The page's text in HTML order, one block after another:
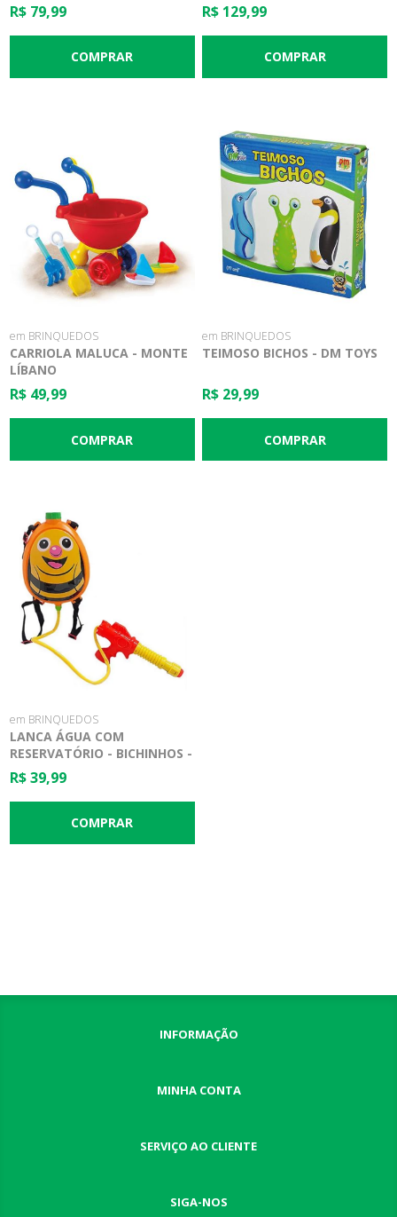
R$ 79,99 R$ 129,99
em BRINQUEDOS
CARRIOLA MALUCA - MONTE
LÍBANO
R$ 49,99
em BRINQUEDOS
TEIMOSO BICHOS - DM TOYS
R$ 29,99
em BRINQUEDOS
LANCA ÁGUA COM
RESERVATÓRIO - BICHINHOS -
DONY TOYS
R$ 39,99
INFORMAÇÃO
MINHA CONTA
SERVIÇO AO CLIENTE
SIGA-NOS